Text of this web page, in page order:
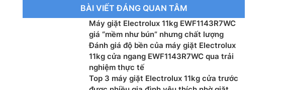
Công suất tối đa: 2100 W
Công suất tiêu thụ: – W
Chế độ giặt nhanh: Có
Động cơ dẫn động: Dây curoa
BÀI VIẾT ĐÁNG QUAN TÂM
Máy giặt Electrolux 11kg EWF1143R7WC
giá “mềm như bún” nhưng chất lượng
Đánh giá độ bền của máy giặt Electrolux
11kg cửa ngang EWF1143R7WC qua trải
nghiệm thực tế
Top 3 máy giặt Electrolux 11kg cửa trước